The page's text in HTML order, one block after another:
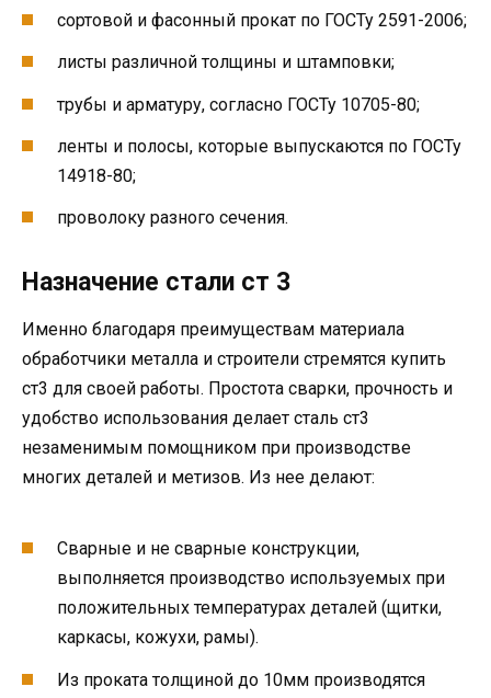
сортовой и фасонный прокат по ГОСТу 2591-2006;
листы различной толщины и штамповки;
трубы и арматуру, согласно ГОСТу 10705-80;
ленты и полосы, которые выпускаются по ГОСТу
14918-80;
проволоку разного сечения.
Назначение стали ст 3
Именно благодаря преимуществам материала
обработчики металла и строители стремятся купить
ст3 для своей работы. Простота сварки, прочность и
удобство использования делает сталь ст3
незаменимым помощником при производстве
многих деталей и метизов. Из нее делают:
Сварные и не сварные конструкции,
выполняется производство используемых при
положительных температурах деталей (щитки,
каркасы, кожухи, рамы).
Из проката толщиной до 10мм производятся